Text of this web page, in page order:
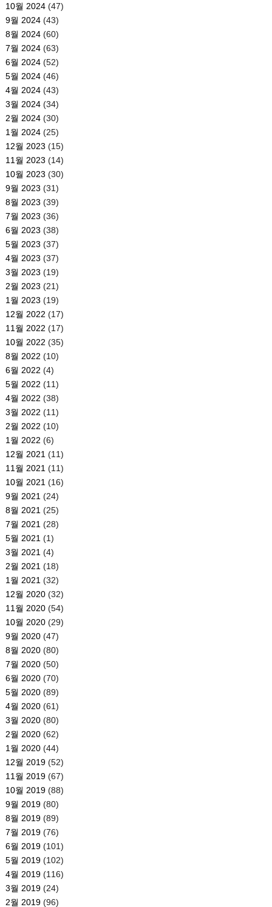
10월 2024(47)
9월 2024(43)
8월 2024(60)
7월 2024(63)
6월 2024(52)
5월 2024(46)
4월 2024(43)
3월 2024(34)
2월 2024(30)
1월 2024(25)
12월 2023 (15)
11월 2023 (14)
10월 2023 (30)
9월 2023 (31)
8월 2023 (39)
7월 2023 (36)
6월 2023 (38)
5월 2023 (37)
4월 2023 (37)
3월 2023 (19)
2월 2023 (21)
1월 2023 (19)
12월 2022 (17)
11월 2022 (17)
10월 2022 (35)
8월 2022 (10)
6월 2022 (4)
5월 2022 (11)
4월 2022 (38)
3월 2022 (11)
2월 2022 (10)
1월 2022 (6)
12월 2021 (11)
11월 2021 (11)
10월 2021 (16)
9월 2021 (24)
8월 2021 (25)
7월 2021 (28)
5월 2021 (1)
3월 2021 (4)
2월 2021 (18)
1월 2021 (32)
12월 2020(32)
11월 2020(54)
10월 2020(29)
9월 2020(47)
8월 2020(80)
7월 2020(50)
6월 2020(70)
5월 2020(89)
4월 2020(61)
3월 2020(80)
2월 2020(62)
1월 2020(44)
12월 2019(52)
11월 2019(67)
10월 2019(88)
9월 2019(80)
8월 2019(89)
7월 2019(76)
6월 2019(101)
5월 2019(102)
4월 2019(116)
3월 2019(24)
2월 2019(96)